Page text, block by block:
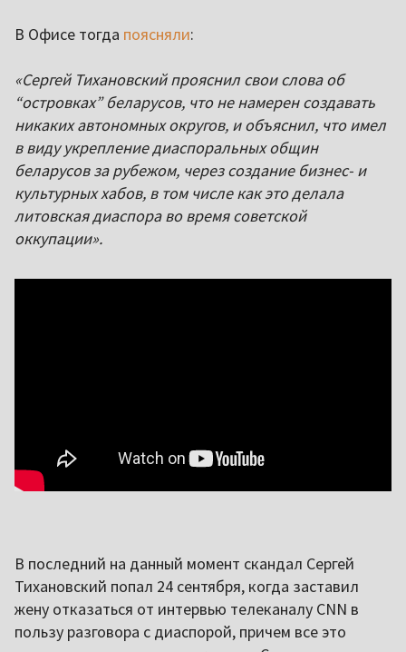
В Офисе тогда поясняли:
«Сергей Тихановский прояснил свои слова об
“островках” беларусов, что не намерен создавать
никаких автономных округов, и объяснил, что имел
в виду укрепление диаспоральных общин
беларусов за рубежом, через создание бизнес- и
культурных хабов, в том числе как это делала
литовская диаспора во время советской
оккупации».
В последний на данный момент скандал Сергей
Тихановский попал 24 сентября, когда заставил
жену отказаться от интервью телеканалу CNN в
пользу разговора с диаспорой, причем все это